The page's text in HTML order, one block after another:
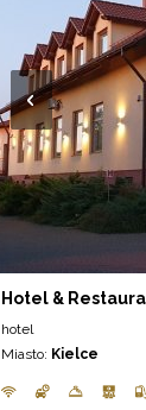
Hotel &
hotel
Miasto: Kielce